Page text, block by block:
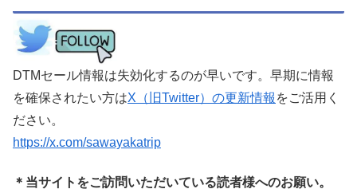
DTMセール情報は失効化するのが早いです。早期に情報
を確保されたい方はX（旧Twitter）の更新情報 をご活用く
ださい。
https://x.com/sawayakatrip
＊当サイトをご訪問いただいている読者様へのお願い。